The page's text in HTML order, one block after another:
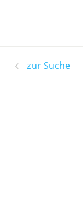
zur Suche